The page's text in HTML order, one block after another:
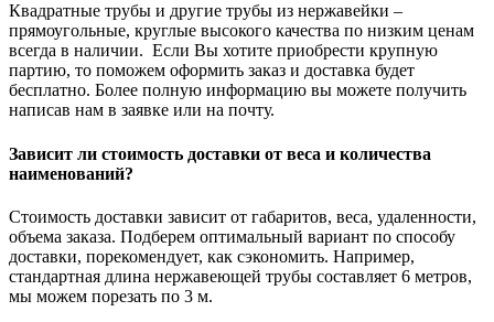
Квадратные трубы и другие трубы из нержавейки –
прямоугольные, круглые высокого качества по низким ценам
всегда в наличии. Если Вы хотите приобрести крупную
партию, то поможем оформить заказ и доставка будет
бесплатно. Более полную информацию вы можете получить
написав нам в заявке или на почту.
Зависит ли стоимость доставки от веса и количества
наименований?
Стоимость доставки зависит от габаритов, веса, удаленности,
объема заказа. Подберем оптимальный вариант по способу
доставки, порекомендует, как сэкономить. Например,
стандартная длина нержавеющей трубы составляет 6 метров,
мы можем порезать по 3 м.